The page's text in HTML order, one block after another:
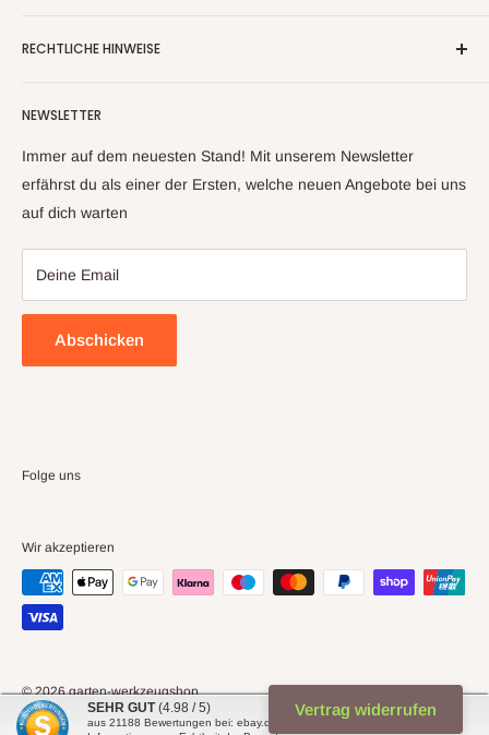
Lieferantennetzwerk, können wir ihnen ein großes Sortiment
an Artikeln anbieten. Sollte sich trotz sorgfältiger Prüfung mal
ein Artikel zu ihnen auf den Weg gemacht haben, welcher
nicht ihren Erwartungen entspricht, kontaktieren sie uns bitte
RECHTLICHE HINWEISE
Impressum
Datenschutzerklärung
Widerrufsbelehrung & Widerrufsformula
Allgemeine Geschäftsbedingungen
NEWSLETTER
Immer auf dem neuesten Stand! Mit unserem Newsletter
erfährst du als einer der Ersten, welche neuen Angebote bei uns
auf dich warten
Deine Email
Abschicken
Folge uns
Wir akzeptieren
© 2026 garten-werkzeugshop
Powered by Shopify
SEHR GUT (4.98 / 5)
aus 21188 Bewertungen bei: ebay.de, shopvote.de ⓘ
Vertrag widerrufen